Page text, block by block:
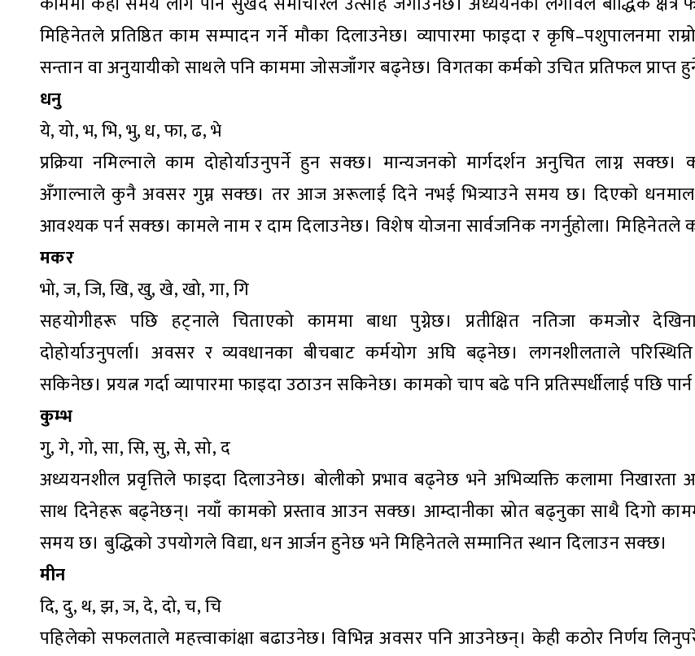
मिहिनेतले प्रतिष्ठित काम सम्पादन गर्ने मौका दिलाउनेछ। व्यापारमा फाइदा र कृषि–पशुपालनमा
सन्तान वा अनुयायीको साथले पनि काममा जोसजाँगर बढ्नेछ। विगतका कर्मको उचित प्रतिफल प्राप्त
धनु
ये, यो, भ, भि, भु, ध, फा, ढ, भे
प्रक्रिया नमिल्नाले काम दोहोर्याउनुपर्ने हुन सक्छ। मान्यजनको मार्गदर्शन अनुचित लाग्न
अँगाल्नाले कुनै अवसर गुम्न सक्छ। तर आज अरूलाई दिने नभई भित्र्याउने समय छ। दिएको
आवश्यक पर्न सक्छ। कामले नाम र दाम दिलाउनेछ। विशेष योजना सार्वजनिक नगर्नुहोला। मिहिनेतले
मकर
भो, ज, जि, खि, खु, खे, खो, गा, गि
सहयोगीहरू पछि हट्नाले चिताएको काममा बाधा पुग्नेछ। प्रतीक्षित नतिजा कमजोर
दोहोर्याउनुपर्ला। अवसर र व्यवधानका बीचबाट कर्मयोग अघि बढ्नेछ। लगनशीलताले
सकिनेछ। प्रयत्न गर्दा व्यापारमा फाइदा उठाउन सकिनेछ। कामको चाप बढे पनि प्रतिस्पर्धीलाई पछि
कुम्भ
गु, गे, गो, सा, सि, सु, से, सो, द
अध्ययनशील प्रवृत्तिले फाइदा दिलाउनेछ। बोलीको प्रभाव बढ्नेछ भने अभिव्यक्ति कलामा
साथ दिनेहरू बढ्नेछन्। नयाँ कामको प्रस्ताव आउन सक्छ। आम्दानीका स्रोत बढ्नुका साथै दिगो
समय छ। बुद्धिको उपयोगले विद्या, धन आर्जन हुनेछ भने मिहिनेतले सम्मानित स्थान दिलाउन सक्छ।
मीन
दि, दु, थ, झ, ञ, दे, दो, च, चि
पहिलेको सफलताले महत्त्वाकांक्षा बढाउनेछ। विभिन्न अवसर पनि आउनेछन्। केही कठोर निर्णय